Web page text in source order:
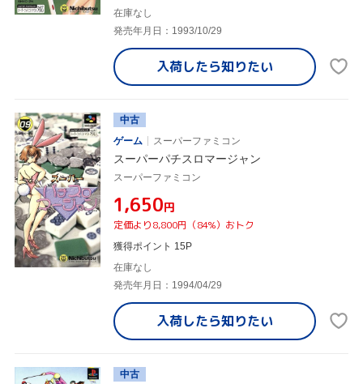
在庫なし
発売年月日：1993/10/29
入荷したら知りたい
中古
ゲーム
スーパーファミコン
スーパーパチスロマージャン
スーパーファミコン
¥1,650円
定価より8,800円（84%）おトク
獲得ポイント 15P
在庫なし
発売年月日：1994/04/29
入荷したら知りたい
中古